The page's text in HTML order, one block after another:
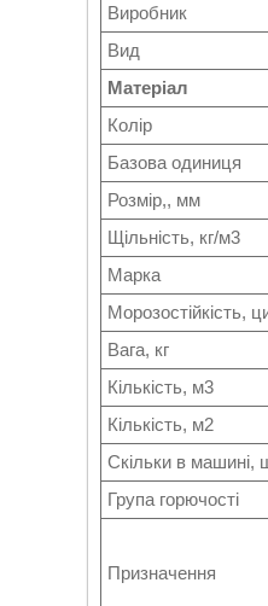
Виробник
Вид
Матеріал
Колір
Базова одиниця
Розмір,, мм
Щільність, кг/м3
Марка
Морозостійкість,
Вага, кг
Кількість, м3
Кількість, м2
Скільки в машині,
Група горючості
Призначення